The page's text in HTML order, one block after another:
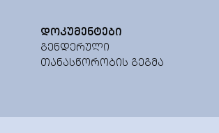
ᲓᲝᲙᲣᲛᲔᲜᲢᲔᲑᲘ
ᲒᲔᲜᲓᲔᲠᲣᲚᲘ
ᲗᲐᲜᲐᲡᲬᲝᲠᲝᲑᲘᲡ ᲒᲔᲒᲛᲐ